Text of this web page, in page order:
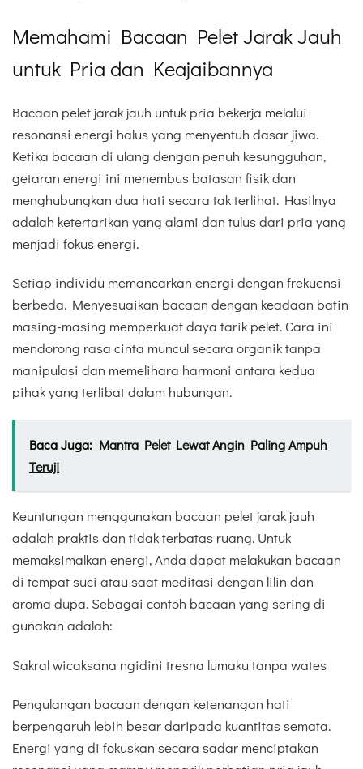
Memahami Bacaan Pelet Jarak Jauh
untuk Pria dan Keajaibannya
Bacaan pelet jarak jauh untuk pria bekerja melalui
resonansi energi halus yang menyentuh dasar jiwa.
Ketika bacaan di ulang dengan penuh kesungguhan,
getaran energi ini menembus batasan fisik dan
menghubungkan dua hati secara tak terlihat. Hasilnya
adalah ketertarikan yang alami dan tulus dari pria yang
menjadi fokus energi.
Setiap individu memancarkan energi dengan frekuensi
berbeda. Menyesuaikan bacaan dengan keadaan batin
masing-masing memperkuat daya tarik pelet. Cara ini
mendorong rasa cinta muncul secara organik tanpa
manipulasi dan memelihara harmoni antara kedua
pihak yang terlibat dalam hubungan.
Baca Juga: Mantra Pelet Lewat Angin Paling Ampuh
Teruji
Keuntungan menggunakan bacaan pelet jarak jauh
adalah praktis dan tidak terbatas ruang. Untuk
memaksimalkan energi, Anda dapat melakukan bacaan
di tempat suci atau saat meditasi dengan lilin dan
aroma dupa. Sebagai contoh bacaan yang sering di
gunakan adalah:
Sakral wicaksana ngidini tresna lumaku tanpa wates
Pengulangan bacaan dengan ketenangan hati
berpengaruh lebih besar daripada kuantitas semata.
Energi yang di fokuskan secara sadar menciptakan